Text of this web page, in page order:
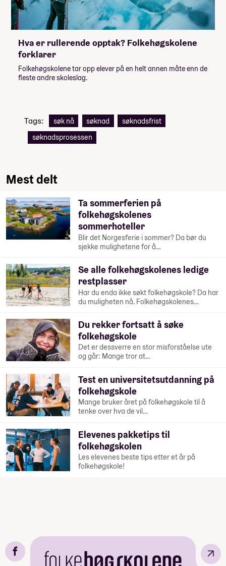
Hva er rullerende opptak? Folkehøgskolene
forklarer
Folkehøgskolene tar opp elever på en helt annen måte enn de
fleste andre skoleslag.
Tags: søk nå søknad
søknadsfrist
søknadsprosessen
Mest delt
Ta sommerferien på
folkehøgskolenes
sommerhoteller
Blir det Norgesferie i sommer? Da bør du
sjekke mulighetene for å…
Se alle folkehøgskolenes ledige
restplasser
Har du enda ikke søkt folkehøgskole? Da har
du muligheten nå. Folkehøgskolenes…
Du rekker fortsatt å søke
folkehøgskole
Det er dessverre en stor misforståelse ute
og går: Mange tror at…
Test en universitetsutdanning på
folkehøgskole
Mange bruker året på folkehøgskole til å
tenke over hva de vil…
Elevenes pakketips til
folkehøgskolen
Les elevenes beste tips etter et år på
folkehøgskole!
↗